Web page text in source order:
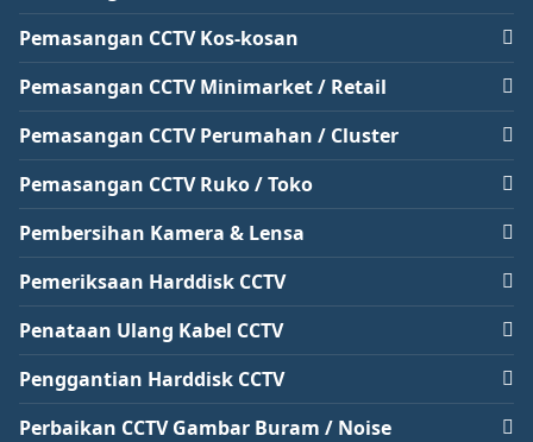
Pemasangan CCTV Kos-kosan
Pemasangan CCTV Minimarket / Retail
Pemasangan CCTV Perumahan / Cluster
Pemasangan CCTV Ruko / Toko
Pembersihan Kamera & Lensa
Pemeriksaan Harddisk CCTV
Penataan Ulang Kabel CCTV
Penggantian Harddisk CCTV
Perbaikan CCTV Gambar Buram / Noise